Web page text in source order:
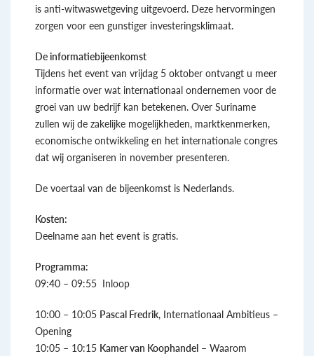
is anti-witwaswetgeving uitgevoerd. Deze hervormingen
zorgen voor een gunstiger investeringsklimaat.
De informatiebijeenkomst
Tijdens het event van vrijdag 5 oktober ontvangt u meer
informatie over wat internationaal ondernemen voor de
groei van uw bedrijf kan betekenen. Over Suriname
zullen wij de zakelijke mogelijkheden, marktkenmerken,
economische ontwikkeling en het internationale congres
dat wij organiseren in november presenteren.
De voertaal van de bijeenkomst is Nederlands.
Kosten:
Deelname aan het event is gratis.
Programma:
09:40 – 09:55 Inloop
10:00 – 10:05 Pascal Fredrik, Internationaal Ambitieus –
Opening
10:05 – 10:15 Kamer van Koophandel – Waarom